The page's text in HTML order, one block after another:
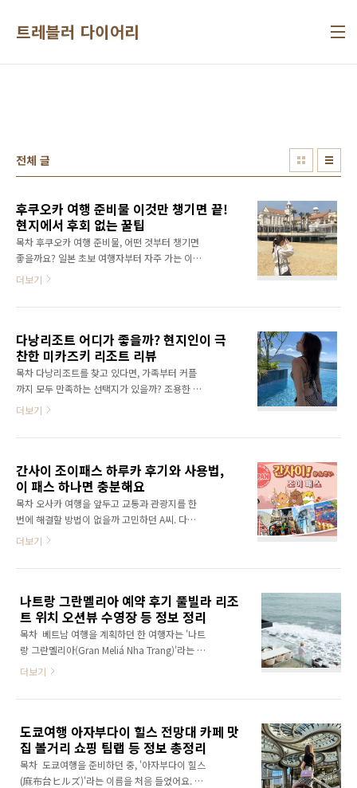
트레블러 다이어리
전체 글
후쿠오카 여행 준비물 이것만 챙기면 끝!
현지에서 후회 없는 꿀팁
목차 후쿠오카 여행 준비물, 어떤 것부터 챙기면
좋을까요? 일본 초보 여행자부터 자주 가는 이들
까지, 짐 싸기 전 꼭 한 번은 확인해야 할 주제예
분이면 도착해요. 그래서 주말이나 짧은 연휴에
지 다채롭게 즐길 수 있는 도시라 준비물만 잘 챙
겨도 여행 만족도가 훨씬 높아져요. 이 글에서는
계절별 옷차림부터 전자기기, 유심, 날씨 대응 아
이템까지 '후쿠오카 여행 준비물'을 쉽고 꼼꼼하
후쿠오카는 일본 규슈 북부에 있는 항구 도시예
5월 현재, 한국인은 무비자..
더보기
다낭리조트 어디가 좋을까? 현지인이 극
찬한 미카즈키 리조트 리뷰
목차 다낭리조트를 찾고 있다면, 가족부터 커플
까지 모두 만족하는 선택지가 있을까? 조용한 휴
식과 액티비티를 동시에 즐기고 싶은 여행자라
본식 온천과 워터파크, 오션뷰 객실까지 다채로
공항과 가까워 이동도 편리하고, 조식 퀄리티와
객실 컨디션에 대한 후기 만족도도 높은 편이다.
다양한 여행 목적에 어울리는 다낭리조트로 이
곳이 왜 자주 언급되는지 알게 될 것이다. 공항에
즈키 리조트는 다낭 국제공항에서 차량으로 약
관은 일본 전통 건축과 현대적인 디자인이 조화
를 이..
더보기
간사이 조이패스 하루카 후기와 사용법,
이 패스 하나면 충분해요
목차 오사카 여행을 앞두고 교통과 관광지를 한
번에 해결할 방법이 없을까 고민하던 A씨. 다양
한 패스를 비교하다가 '간사이 조이패스 하루
후기도 살펴보며 꼼꼼히 분석한 끝에 이 글을 통
들에게 생생하고 실질적인 정보를 전달하고 싶
다는 마음도 담았다. 간사이 조이패스 하루카란?
간사이 조이패스 하루카는 간사이 지역 여행자
들을 위한 통합형 교통·관광 패스다. 오사카, 교
수 있도록 다양한 입장권과 교통편을 함께 제공
도권이 포함되어 있다는 점이다. 이동 시간은
30..
더보기
나트랑 그란멜리아 예약 후기 풀빌라 리조
트 위치 오션뷰 수영장 등 정보 정리
목차 베트남 여행을 계획하던 한 여행자는 '나트
랑 그란멜리아(Gran Meliá Nha Trang)'라는 이
름을 처음 접했다. 단순한 리조트가 아닌 고급 풀
곳이었다. 궁금한 마음에 후기부터 위치, 부대시
정을 통해 얻은 정보들을 정리한 기록이다. 🏖️
나트랑 그란멜리아란? 왜 요즘 주목받는지 나트
랑 그란멜리아(Gran Meliá Nha Trang)는
2023년에 문을 연 스페인계 럭셔리 리조트다.
더보기
도쿄여행 아자부다이 힐스 전망대 카페 맛
집 볼거리 쇼핑 팀랩 등 정보 총정리
목차 도쿄여행을 준비하던 중, '아자부다이 힐스
(麻布台ヒルズ)'라는 이름을 처음 들었어요. 가